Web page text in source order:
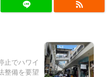
止でハワイ
整備を要望